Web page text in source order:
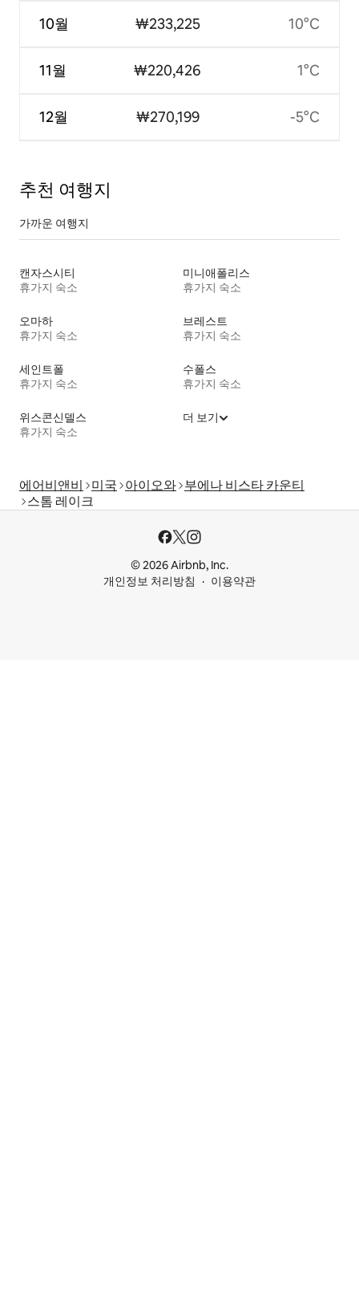
10월
11월
12월
₩233,225
₩220,426
₩270,199
10°C
1°C
-5°C
추천 여행지
가까운 여행지
캔자스시티
휴가지 숙소
미니애폴리스
휴가지 숙소
오마하
휴가지 숙소
브레스트
휴가지 숙소
세인트폴
휴가지 숙소
수폴스
휴가지 숙소
위스콘신델스
휴가지 숙소
더 보기
에어비앤비 미국 아이오와 부에나 비스타 카운티
스톰 레이크
© 2026 Airbnb, Inc.
개인정보 처리방침
이용약관